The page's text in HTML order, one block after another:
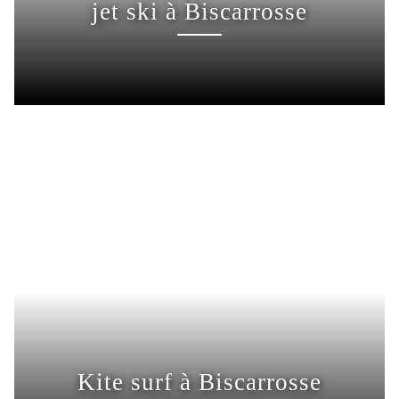
jet ski à Biscarrosse
Kite surf à Biscarrosse